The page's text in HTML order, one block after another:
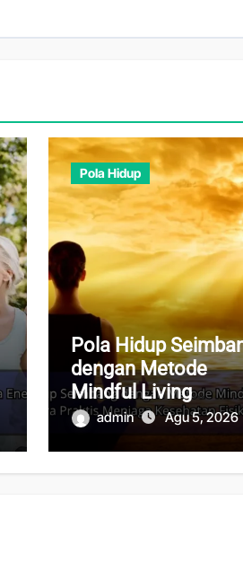
Pola Hidup
Pola Hidup
dengan Metode
Mindful Living
Modern, Cara
admin Agu 5, 2026